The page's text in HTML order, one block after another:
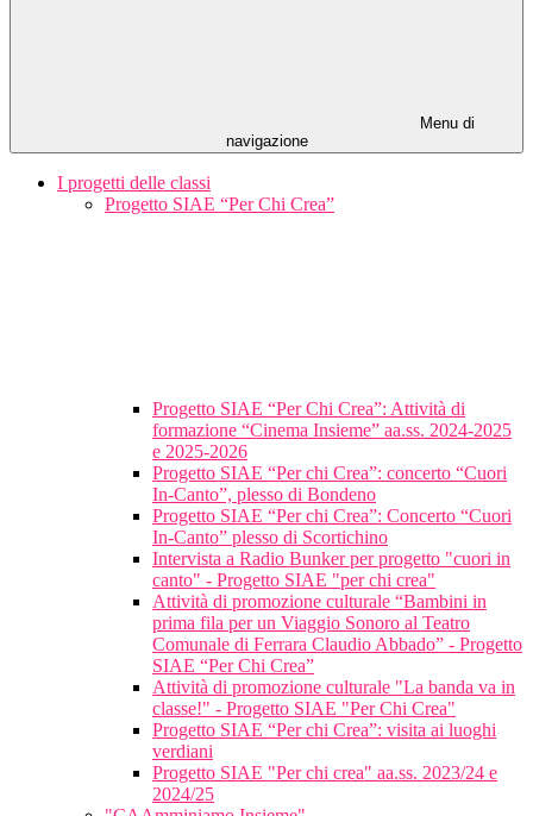
Menu di
navigazione
I progetti delle classi
Progetto SIAE “Per Chi Crea”
Progetto SIAE “Per Chi Crea”: Attività di
formazione “Cinema Insieme” aa.ss. 2024-2025
e 2025-2026
Progetto SIAE “Per chi Crea”: concerto “Cuori
In-Canto”, plesso di Bondeno
Progetto SIAE “Per chi Crea”: Concerto “Cuori
In-Canto” plesso di Scortichino
Intervista a Radio Bunker per progetto "cuori in
canto" - Progetto SIAE "per chi crea"
Attività di promozione culturale “Bambini in
prima fila per un Viaggio Sonoro al Teatro
Comunale di Ferrara Claudio Abbado” - Progetto
SIAE “Per Chi Crea”
Attività di promozione culturale "La banda va in
classe!" - Progetto SIAE "Per Chi Crea"
Progetto SIAE “Per chi Crea”: visita ai luoghi
verdiani
Progetto SIAE "Per chi crea" aa.ss. 2023/24 e
2024/25